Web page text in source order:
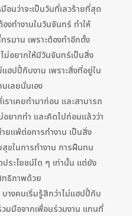
อนว่าจะเป็นวันที่เลวร้ายที่สุด
ทำงานในวันจันทร์ ทำให้
รมาน เพราะต้องทำอีกตั้ง
ม่อยากให้มีวันจันทร์เป็นสิ่ง
แฮปปี้กับงาน เพราะสิ่งที่อยู่ใน
นเลยนั่นเอง
ราเคยทำมาก่อน และสามารถ
อยากทำ และคิดไปก่อนแล้วว่า
ยแพ้ต่อการทำงาน เป็นสิ่ง
สุขในการทำงาน การฝืนทน
ระโยชน์ใด ๆ เท่านั้น แต่ยัง
ทธิภาพด้วย
บางคนเริ่มรู้สึกว่าไม่แฮปปี้กับ
วมมือจากเพื่อนร่วมงาน แทนที่